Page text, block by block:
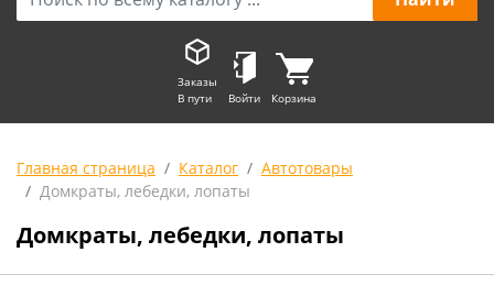
Заказы
В пути
Войти Корзина
Главная страница Каталог
Автотовары
Домкраты, лебедки, лопаты
Домкраты, лебедки, лопаты